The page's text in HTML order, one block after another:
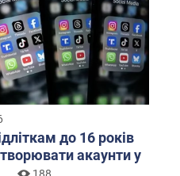
до 16 років
акаунти у